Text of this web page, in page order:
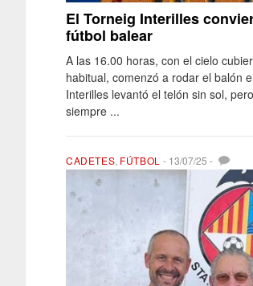
El Torneig Interilles
fútbol balear
A las 16.00 horas, con el cielo
habitual, comenzó a rodar el balón
Interilles levantó el telón sin sol,
siempre ...
CADETES, FÚTBOL - 13/07/25 -